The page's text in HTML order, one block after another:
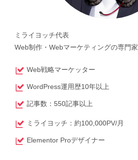
ミライヨッチ代表
Web制作・Webマーケティングの専門家
Web戦略マーケッター
WordPress運用歴10年以上
記事数：550記事以上
ミライヨッチ：約100,000PV/月
Elementor Proデザイナー